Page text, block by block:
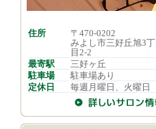
住所
〒470-0202
みよし市三好丘旭3丁
目2-2
最寄駅
三好ヶ丘
駐車場
駐車場あり
定休日
毎週月曜日、火曜日